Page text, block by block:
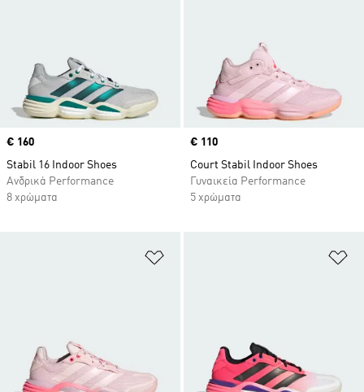
Price
€ 160
Stabil 16 Indoor Shoes
Ανδρικά Performance
8 χρώματα
Price
€ 110
Court Stabil Indoor Shoes
Γυναικεία Performance
5 χρώματα
Προσθήκη στη Λίστα Επιθυμιών